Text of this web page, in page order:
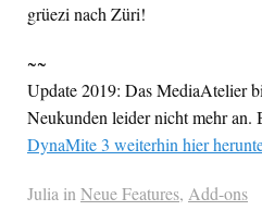
grüezi nach Züri!
~~
Update 2019: Das MediaAtelier
Neukunden leider nicht mehr an.
DynaMite 3 weiterhin hier
Julia in Neue Features, Add-ons